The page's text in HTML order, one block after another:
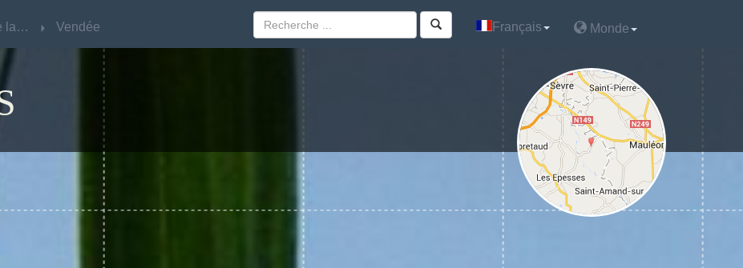
Pays de la Loire Vendée Français Monde
Pays de la Loire Vendée Français Monde